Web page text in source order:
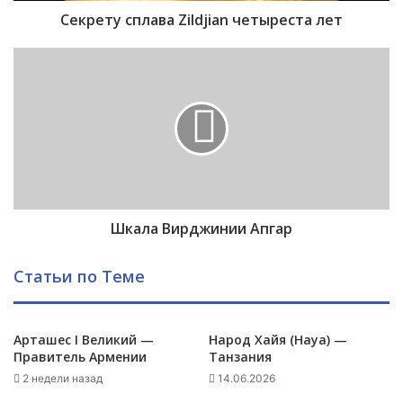
a
т
ы
е
с
т
Секрету сплава Zildjian четыреста лет
д
и
и
п
г
а
Шкала Вирджинии Апгар
Статьи по Теме
Арташес I Великий —
Правитель Армении
2 недели назад
Народ Хайя (Haya) —
Танзания
14.06.2026